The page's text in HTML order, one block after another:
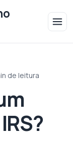
de leitura